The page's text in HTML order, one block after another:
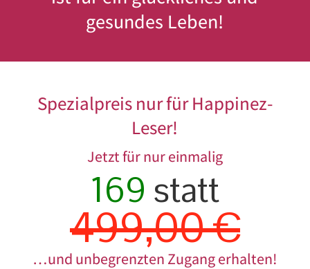
gesundes Leben!
Spezialpreis nur für Happinez-
Leser!
Jetzt für nur einmalig
169 statt
499,00 €
…und unbegrenzten Zugang erhalten!